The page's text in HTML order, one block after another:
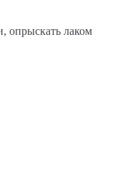
опрыскать лаком